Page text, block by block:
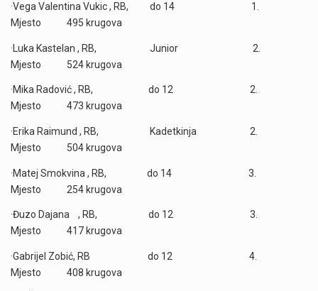
·Vega Valentina Vukic , RB, do 14 1.
Mjesto 495 krugova
· Luka Kastelan , RB, Junior 2.
Mjesto 524 krugova
·Mika Radović , RB, do 12 2.
Mjesto 473 krugova
·Erika Raimund , RB, Kadetkinja 2.
Mjesto 504 krugova
·Matej Smokvina , RB, do 14 3.
Mjesto 254 krugova
·Đuzo Dajana , RB, do 12 3.
Mjesto 417 krugova
·Gabrijel Zobić, RB do 12 4.
Mjesto 408 krugova